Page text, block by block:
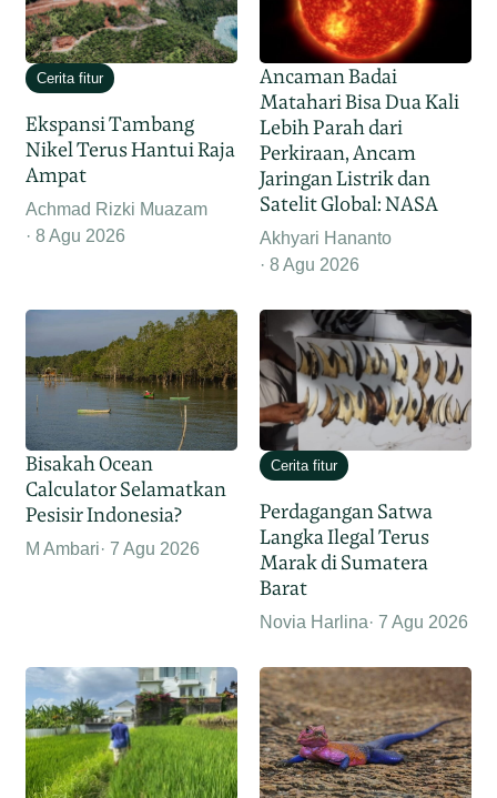
Cerita fitur
Ekspansi Tambang
Nikel Terus Hantui Raja
Ampat
Achmad Rizki Muazam
8 Agu 2026
Ancaman Badai
Matahari Bisa Dua Kali
Lebih Parah dari
Perkiraan, Ancam
Jaringan Listrik dan
Satelit Global: NASA
Akhyari Hananto
8 Agu 2026
Bisakah Ocean
Calculator Selamatkan
Pesisir Indonesia?
M Ambari 7 Agu 2026
Cerita fitur
Perdagangan Satwa
Langka Ilegal Terus
Marak di Sumatera
Barat
Novia Harlina 7 Agu 2026